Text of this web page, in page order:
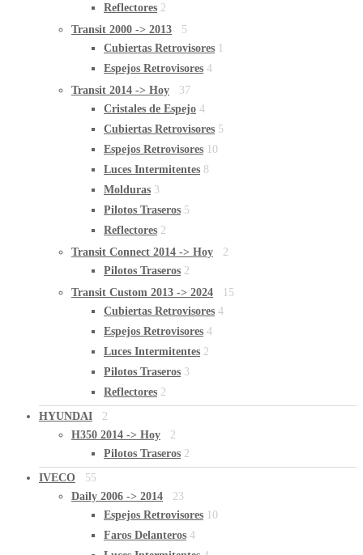
Reflectores 2
Transit 2000 -> 2013
5
Cubiertas Retrovisores 1
Espejos Retrovisores 4
Transit 2014 -> Hoy
37
Cristales de Espejo 4
Cubiertas Retrovisores 5
Espejos Retrovisores 10
Luces Intermitentes 8
Molduras 3
Pilotos Traseros 5
Reflectores 2
Transit Connect 2014 -> Hoy
2
Pilotos Traseros 2
Transit Custom 2013 -> 2024
15
Cubiertas Retrovisores 4
Espejos Retrovisores 4
Luces Intermitentes 2
Pilotos Traseros 3
Reflectores 2
HYUNDAI
2
H350 2014 -> Hoy
2
Pilotos Traseros 2
IVECO
55
Daily 2006 -> 2014
23
Espejos Retrovisores 10
Faros Delanteros 4